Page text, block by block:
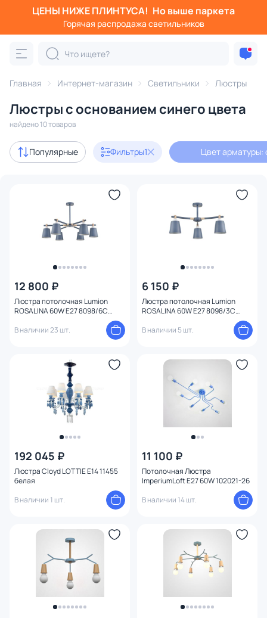
ЦЕНЫ НИЖЕ ПЛИНТУСА! Но выше паркета
Горячая распродажа светильников
Главная Интернет-магазин Светильники Люстры
Люстры с основанием синего цвета
найдено 10 товаров
Популярные Фильтры1 Цвет арматуры:
12 800 ₽
Люстра потолочная Lumion
ROSALINA 60W E27 8098/6C
В наличии 23 шт.
6 150 ₽
Люстра потолочная Lumion
ROSALINA 60W E27 8098/3C
В наличии 5 шт.
192 045 ₽
Люстра Cloyd LOTTIE E14 11455
белая
В наличии 1 шт.
11 100 ₽
Потолочная Люстра
ImperiumLoft E27 60W 102021-26
В наличии 14 шт.
Фильтры
Категория:
подвесные потолочные светодиодные на штанге
Дизайнерский свет
Цвет
Стиль
Материал плафона
Цвет арматуры
Цвет плафона
Ширина (мм)
Длина (мм)
Диаметр (мм)